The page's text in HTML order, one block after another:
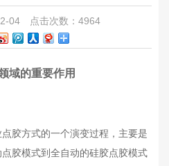
04 点击次数：4964
域的重要作用
胶方式的一个演变过程，主要是
胶模式到全自动的硅胶点胶模式